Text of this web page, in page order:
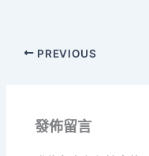
PREVIOUS
發佈留言